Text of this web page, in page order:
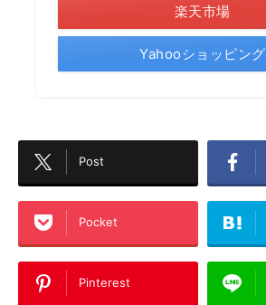
楽天市場
Yahooショッピング
Post
Pocket
Pinterest